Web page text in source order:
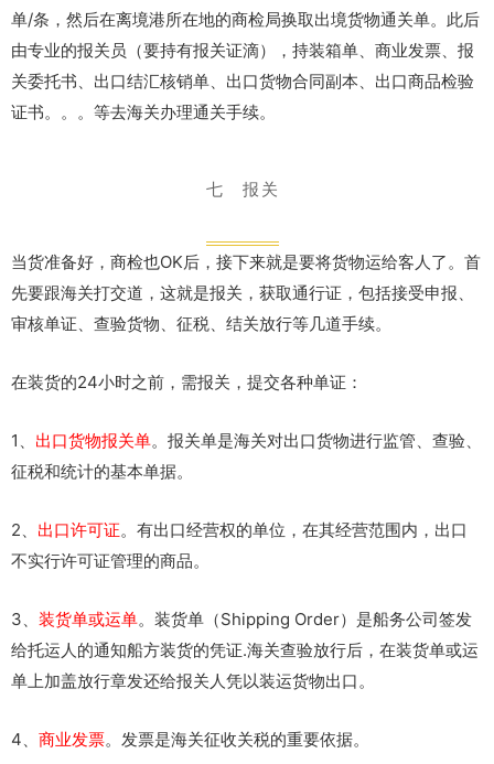
单/条，然后在离境港所在地的商检局换取出境货物通关单。此后
由专业的报关员（要持有报关证滴），持装箱单、商业发票、报
关委托书、出口结汇核销单、出口货物合同副本、出口商品检验
证书。。。等去海关办理通关手续。
七 报关
当货准备好，商检也OK后，接下来就是要将货物运给客人了。首
先要跟海关打交道，这就是报关，获取通行证，包括接受申报、
审核单证、查验货物、征税、结关放行等几道手续。
在装货的24小时之前，需报关，提交各种单证：
1、 出口货物报关单。报关单是海关对出口货物进行监管、查验、
征税和统计的基本单据。
2、 出口许可证。有出口经营权的单位，在其经营范围内，出口
不实行许可证管理的商品。
3、 装货单或运单。装货单（Shipping Order）是船务公司签发
给托运人的通知船方装货的凭证.海关查验放行后，在装货单或运
单上加盖放行章发还给报关人凭以装运货物出口。
4、 商业发票。发票是海关征收关税的重要依据。